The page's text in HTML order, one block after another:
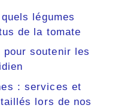
légumes
de la tomate
soutenir les
: services et
lors de nos